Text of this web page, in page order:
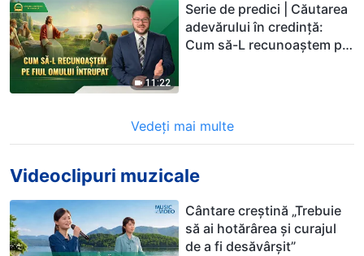
11:22
Serie de predici | Căutarea
adevărului în credință:
Cum să-L recunoaștem pe
Vedeți mai multe
Videoclipuri muzicale
Cântare creștină „Trebuie
să ai hotărârea și curajul
de a fi desăvârșit”